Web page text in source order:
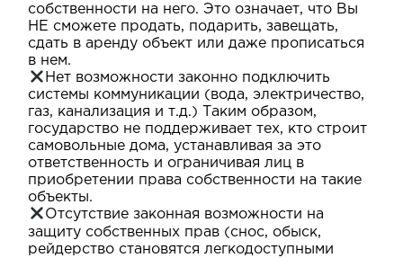
собственности на него. Это означает, что Вы
НЕ сможете продать, подарить, завещать,
сдать в аренду объект или даже прописаться
в нем.
Нет возможности законно подключить
системы коммуникации (вода, электричество,
газ, канализация и т.д.) Таким образом,
государство не поддерживает тех, кто строит
самовольные дома, устанавливая за это
ответственность и ограничивая лиц в
приобретении права собственности на такие
объекты.
Отсутствие законная возможности на
защиту собственных прав (снос, обыск,
рейдерство становятся легкодоступными